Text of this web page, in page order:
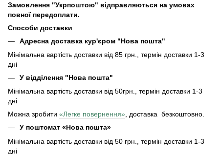
Замовлення "Укрпоштою" відправляються на умовах
повної передоплати.
Способи доставки
Адресна доставка кур'єром "Нова пошта"
Мінімальна вартість доставки від 85 грн., термін доставки 1-3
дні
У відділення "Нова пошта"
Мінімальна вартість доставки від 50грн., термін доставки 1-3
дні
Можна зробити «Легке повернення», доставка безкоштовно.
У поштомат «Нова пошта»
Мінімальна вартість доставки від 50 грн., термін доставки 1-3
дні